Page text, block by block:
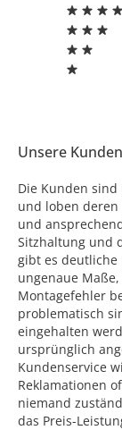
Unsere
Die Kunden
und loben deren
und
Sitzhaltung und
gibt es deutliche
ungenaue
Montagefehler
problematisch
eingehalten
ursprünglich
Kundenservice
Reklamationen
niemand
das Preis-